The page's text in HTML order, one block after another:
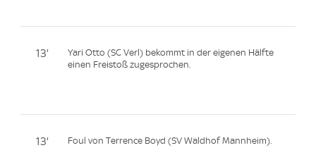
13'
Yari Otto (SC Verl) bekommt in der eigenen Hälfte
einen Freistoß zugesprochen.
13' Foul von Terrence Boyd (SV Waldhof Mannheim).